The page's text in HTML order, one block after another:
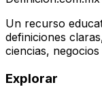
Un recurso
definiciones
ciencias,
Explorar